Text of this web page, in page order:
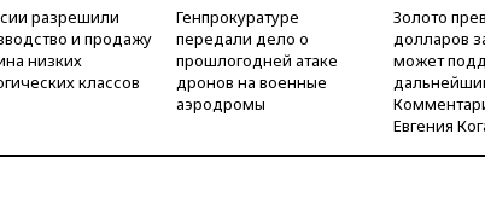
разрешили
и продажу
низких
классов
Генпрокуратуре
передали дело о
прошлогодней атаке
дронов на военные
аэродромы
Золото
долларов
может
Евгения